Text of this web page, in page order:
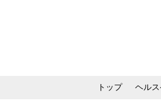
トップ ヘル